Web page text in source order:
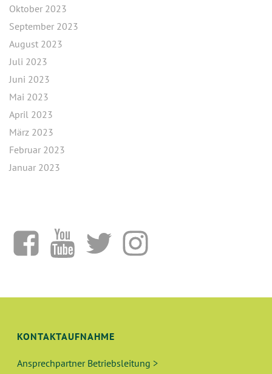
Oktober 2023
September 2023
August 2023
Juli 2023
Juni 2023
Mai 2023
April 2023
März 2023
Februar 2023
Januar 2023
KONTAKTAUFNAHME
Ansprechpartner Betriebsleitung >